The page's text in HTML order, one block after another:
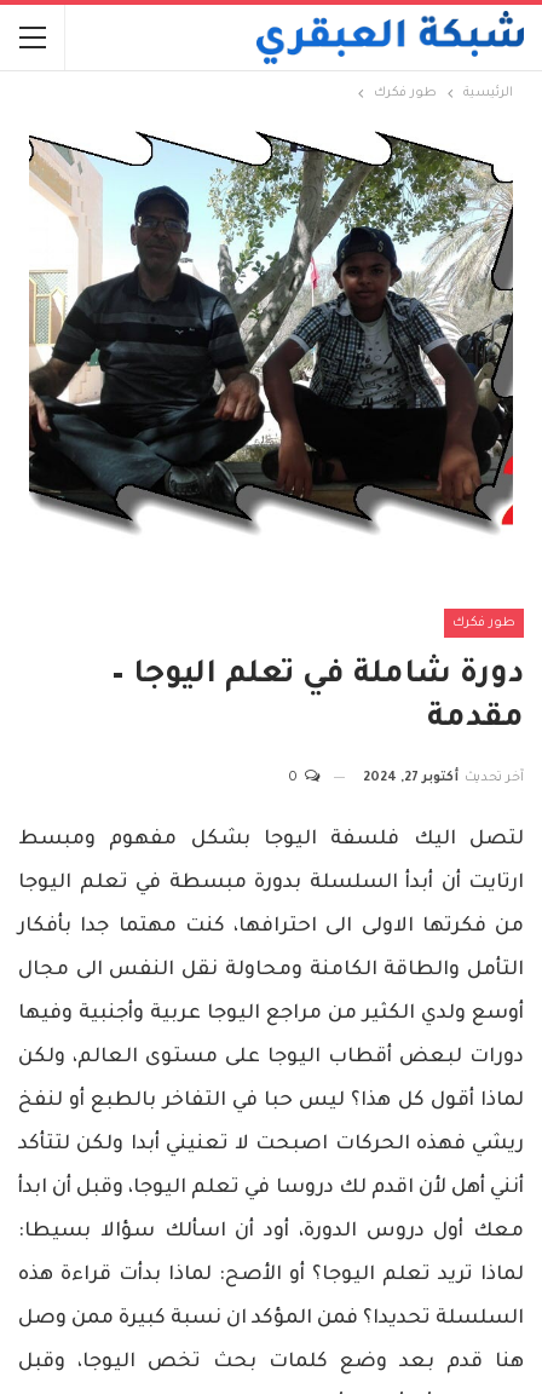
الرئيسية طور فكرك
طور فكرك
دورة شاملة في تعلم اليوجا –
مقدمة
آخر تحديث أكتوبر 27, 2024
لتصل اليك فلسفة اليوجا بشكل مفهوم ومبسط
ارتايت أن أبدأ السلسلة بدورة مبسطة في تعلم اليوجا
من فكرتها الاولى الى احترافها، كنت مهتما جدا بأفكار
التأمل والطاقة الكامنة ومحاولة نقل النفس الى مجال
أوسع ولدي الكثير من مراجع اليوجا عربية وأجنبية وفيها
دورات لبعض أقطاب اليوجا على مستوى العالم، ولكن
لماذا أقول كل هذا؟ ليس حبا في التفاخر بالطبع أو لنفخ
ريشي فهذه الحركات اصبحت لا تعنيني أبدا ولكن لتتأكد
أنني أهل لأن اقدم لك دروسا في تعلم اليوجا، وقبل أن ابدأ
معك أول دروس الدورة، أود أن اسألك سؤالا بسيطا:
لماذا تريد تعلم اليوجا؟ أو الأصح: لماذا بدأت قراءة هذه
السلسلة تحديدا؟ فمن المؤكد ان نسبة كبيرة ممن وصل
هنا قدم بعد وضع كلمات بحث تخص اليوجا، وقبل